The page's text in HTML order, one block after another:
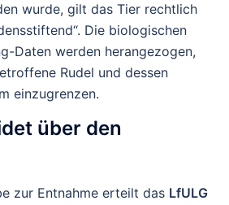
wurde, gilt das Tier rechtlich
Die biologischen
Daten werden herangezogen,
Rudel und dessen
einzugrenzen.
über den
zur Entnahme erteilt das LfULG